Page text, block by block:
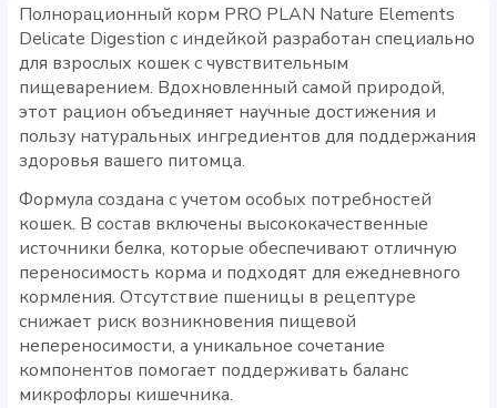
Полнорационный корм PRO PLAN Nature Elements
Delicate Digestion с индейкой разработан специально
для взрослых кошек с чувствительным
пищеварением. Вдохновленный самой природой,
этот рацион объединяет научные достижения и
пользу натуральных ингредиентов для поддержания
здоровья вашего питомца.
Формула создана с учетом особых потребностей
кошек. В состав включены высококачественные
источники белка, которые обеспечивают отличную
переносимость корма и подходят для ежедневного
кормления. Отсутствие пшеницы в рецептуре
снижает риск возникновения пищевой
непереносимости, а уникальное сочетание
компонентов помогает поддерживать баланс
микрофлоры кишечника.